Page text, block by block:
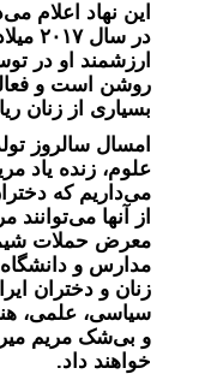
این نهاد اعلام
در
ارزشمند او در
روشن است و
بسیاری از زنان
امسال سالروز
علوم، زنده یاد
می‌داریم که
از آنها می‌توانند
معرض حملات
مدارس و
زنان و دختران
سیاسی، علمی،
و بی‌شک مریم
خواهند داد.